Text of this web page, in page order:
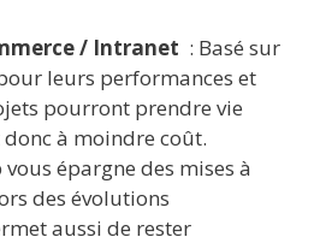
/ Intranet : Basé sur
leurs performances et
pourront prendre vie
à moindre coût.
épargne des mises à
des évolutions
aussi de rester